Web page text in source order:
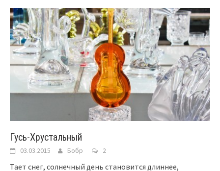
Гусь-Хрустальный
03.03.2015 Бобр 2
Тает снег, солнечный день становится длиннее,